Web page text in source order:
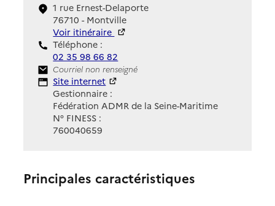
1 rue Ernest-Delaporte
76710 - Montville
Voir itinéraire
Téléphone :
02 35 98 66 82
Contact
Courriel non renseigné
Site Internet
Site internet
Gestionnaire :
Fédération ADMR de la Seine-Maritime
N° FINESS :
760040659
Principales caractéristiques